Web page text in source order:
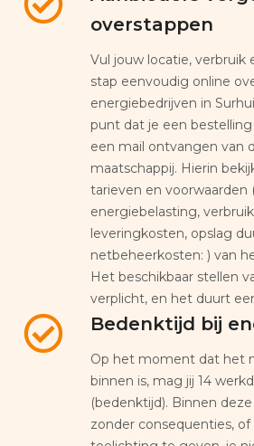
overstappen
Vul jouw locatie, verbruik
stap eenvoudig online
energiebedrijven in
punt dat je een
een mail ontvangen van
maatschappij. Hierin
tarieven en voorwaarden
energiebelasting,
leveringkosten, opslag
netbeheerkosten: ) van
Het beschikbaar stellen
verplicht, en het duurt
Bedenktijd bij
Op het moment dat het
binnen is, mag jij 14
(bedenktijd). Binnen
zonder consequenties,